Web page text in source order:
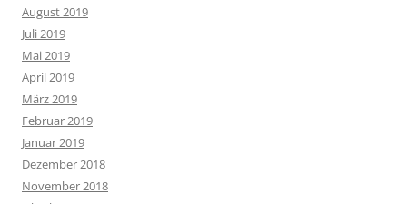
August 2019
Juli 2019
Mai 2019
April 2019
März 2019
Februar 2019
Januar 2019
Dezember 2018
November 2018